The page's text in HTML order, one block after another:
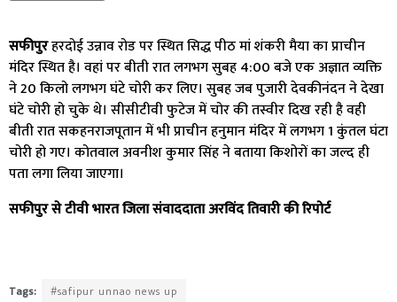
सफीपुरहरदोई उन्नाव रोड पर स्थित सिद्ध पीठ मां शंकरी मैया का प्राचीन
मंदिर स्थित है। वहां पर बीती रात लगभग सुबह 4:00 बजे एक अज्ञात व्यक्ति
ने 20 किलो लगभग घंटे चोरी कर लिए। सुबह जब पुजारी देवकीनंदन ने देखा
घंटे चोरी हो चुके थे। सीसीटीवी फुटेज में चोर की तस्वीर दिख रही है वही
बीती रात सकहनराजपूतान में भी प्राचीन हनुमान मंदिर में लगभग 1 कुंतल घंटा
चोरी हो गए। कोतवाल अवनीश कुमार सिंह ने बताया किशोरों का जल्द ही
पता लगा लिया जाएगा।
सफीपुर से टीवी भारत जिला संवाददाता अरविंद तिवारी की रिपोर्ट
Tags: #safipur unnao news up